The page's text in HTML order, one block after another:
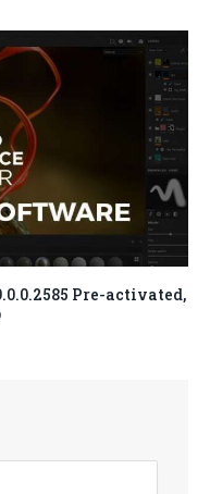
Pre-activated,